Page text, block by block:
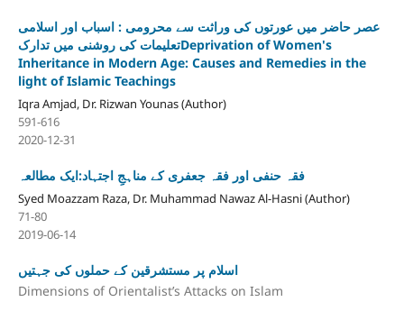
عصر حاضر میں عورتوں کی وراثت سے محرومی : اسباب اور اسلامی
تعلیمات کی روشنی میں تدارکDeprivation of Women's
Inheritance in Modern Age: Causes and Remedies in the
light of Islamic Teachings
Iqra Amjad, Dr. Rizwan Younas (Author)
591-616
2020-12-31
فقہ حنفی اور فقہ جعفری کے مناہجِ اجتہاد:ایک مطالعہ
Syed Moazzam Raza, Dr. Muhammad Nawaz Al-Hasni (Author)
71-80
2019-06-14
اسلام پر مستشرقین کے حملوں کی جہتیں
Dimensions of Orientalist’s Attacks on Islam